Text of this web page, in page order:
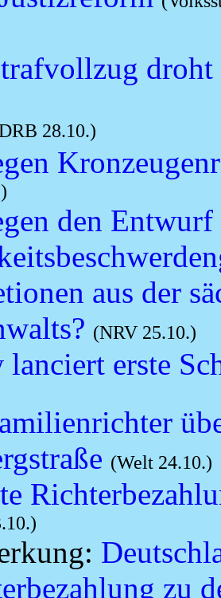
28.10.)
den Entwurf
aus der
(NRV 25.10.)
lanciert erste
(Welt 24.10.)
zu